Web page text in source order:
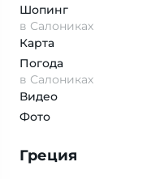
Шопинг
в Салониках
Карта
Погода
в Салониках
Видео
Фото
Греция